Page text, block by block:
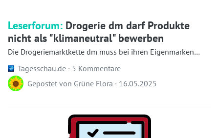
Leserforum: Drogerie dm darf Produkte
nicht als "klimaneutral" bewerben
Die Drogeriemarktkette dm muss bei ihren Eigenmarken
Tagesschau.de · 5 Kommentare
Gepostet von Grüne Flora · 16.05.2025